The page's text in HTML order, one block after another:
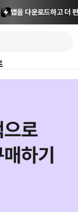
앱을 다운로드하고 더